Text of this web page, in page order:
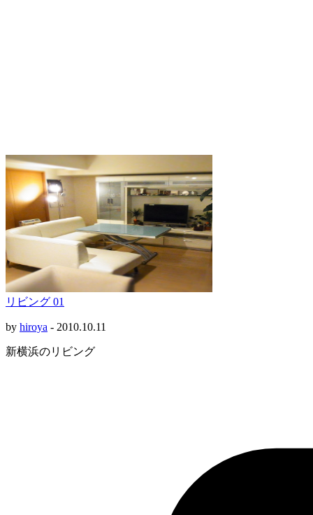
リビング 01
by hiroya - 2010.10.11
新横浜のリビング